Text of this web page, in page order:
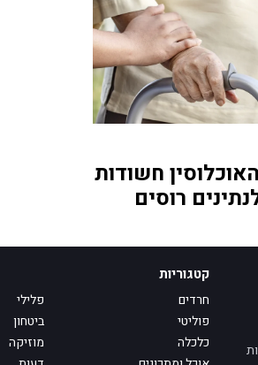
חשודות
רוסים
קטגוריות
חרדים
פלילי
פוליטי
ביטחון
כלכלה
מוזיקה